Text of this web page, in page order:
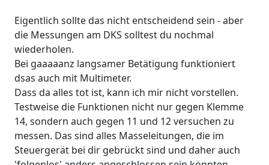
Eigentlich sollte das nicht entscheidend sein - aber
die Messungen am DKS solltest du nochmal
wiederholen.
Bei gaaaaanz langsamer Betätigung funktioniert
dsas auch mit Multimeter.
Dass da alles tot ist, kann ich mir nicht vorstellen.
Testweise die Funktionen nicht nur gegen Klemme
14, sondern auch gegen 11 und 12 versuchen zu
messen. Das sind alles Masseleitungen, die im
Steuergerät bei dir gebrückt sind und daher auch